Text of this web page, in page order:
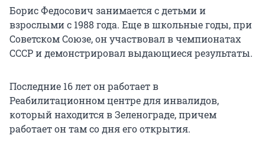
Борис Федосович занимается с детьми и
взрослыми с 1988 года. Еще в школьные годы, при
Советском Союзе, он участвовал в чемпионатах
СССР и демонстрировал выдающиеся результаты.
Последние 16 лет он работает в
Реабилитационном центре для инвалидов,
который находится в Зеленограде, причем
работает он там со дня его открытия.